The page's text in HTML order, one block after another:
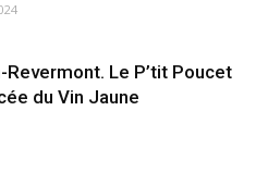
Revermont. Le P’tit Poucet
du Vin Jaune